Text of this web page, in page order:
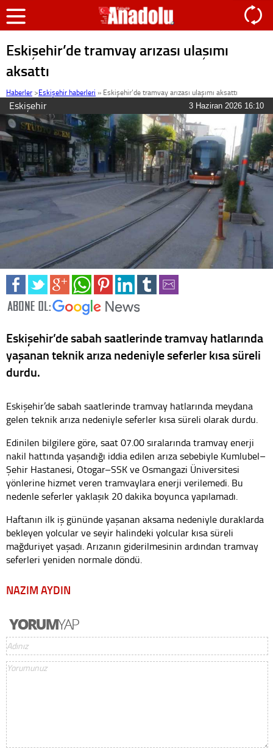
Eskişehir’de tramvay arızası ulaşımı
aksattı
Haberler >Eskişehir haberleri » Eskişehir’de tramvay arızası ulaşımı aksattı
Eskişehir 3 Haziran 2026 16:10
Eskişehir’de sabah saatlerinde tramvay hatlarında
yaşanan teknik arıza nedeniyle seferler kısa süreli
durdu.
Eskişehir’de sabah saatlerinde tramvay hatlarında meydana
gelen teknik arıza nedeniyle seferler kısa süreli olarak durdu.
Edinilen bilgilere göre, saat 07.00 sıralarında tramvay enerji
nakil hattında yaşandığı iddia edilen arıza sebebiyle Kumlubel–
Şehir Hastanesi, Otogar–SSK ve Osmangazi Üniversitesi
yönlerine hizmet veren tramvaylara enerji verilemedi. Bu
nedenle seferler yaklaşık 20 dakika boyunca yapılamadı.
Haftanın ilk iş gününde yaşanan aksama nedeniyle duraklarda
bekleyen yolcular ve seyir halindeki yolcular kısa süreli
mağduriyet yaşadı. Arızanın giderilmesinin ardından tramvay
seferleri yeniden normale döndü.
NAZIM AYDIN